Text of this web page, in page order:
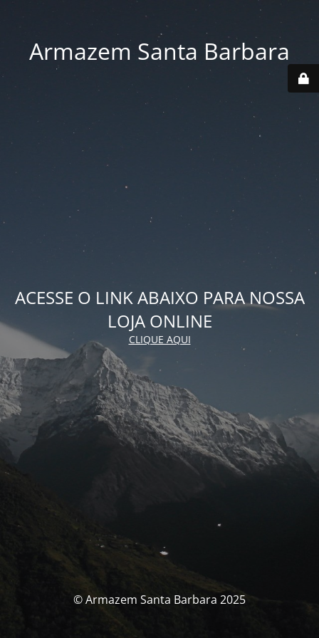
Armazem Santa Barbara
ACESSE O LINK ABAIXO PARA NOSSA
LOJA ONLINE
CLIQUE AQUI
© Armazem Santa Barbara 2025